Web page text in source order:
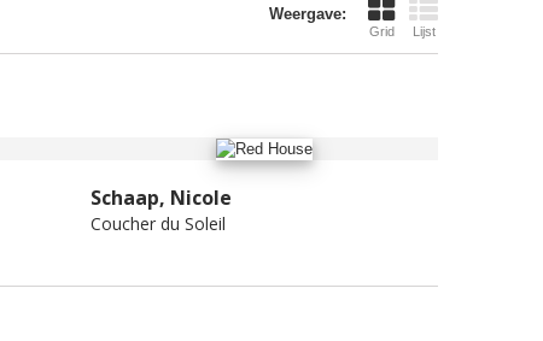
Weergave:
Grid Lijst
Schaap, Nicole
Coucher du Soleil